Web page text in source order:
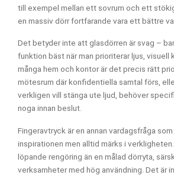
till exempel mellan ett sovrum och ett
en massiv dörr fortfarande vara ett bättre
Det betyder inte att glasdörren är svag –
funktion bäst när man prioriterar ljus, visuell
många hem och kontor är det precis rätt
mötesrum där konfidentiella samtal förs,
verkligen vill stänga ute ljud, behöver
noga innan beslut.
Fingeravtryck är en annan vardagsfråga
inspirationen men alltid märks i
löpande rengöring än en målad dörryta,
verksamheter med hög användning. Det är